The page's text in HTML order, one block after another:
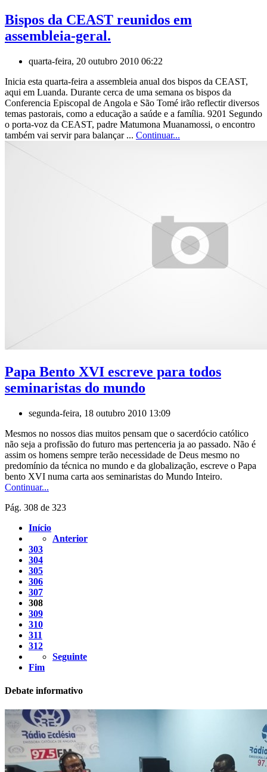
Bispos da CEAST reunidos em
assembleia-geral.
quarta-feira, 20 outubro 2010 06:22
Inicia esta quarta-feira a assembleia anual dos bispos da CEAST,
aqui em Luanda. Durante cerca de uma semana os bispos da
Conferencia Episcopal de Angola e São Tomé irão reflectir diversos
temas pastorais, como a educação a saúde e a família. 9201 Segundo
o porta-voz da CEAST, padre Matumona Muanamossi, o encontro
também vai servir para balançar ... Continuar...
Papa Bento XVI escreve para todos
seminaristas do mundo
segunda-feira, 18 outubro 2010 13:09
Mesmos no nossos dias muitos pensam que o sacerdócio católico
não seja a profissão do futuro mas pertenceria ja ao passado. Não é
assim os homens sempre terão necessidade de Deus mesmo no
predomínio da técnica no mundo e da globalização, escreve o Papa
bento XVI numa carta aos seminaristas do Mundo Inteiro.
Continuar...
Pág. 308 de 323
Início
Anterior
303
304
305
306
307
308
309
310
311
312
Seguinte
Fim
Debate informativo